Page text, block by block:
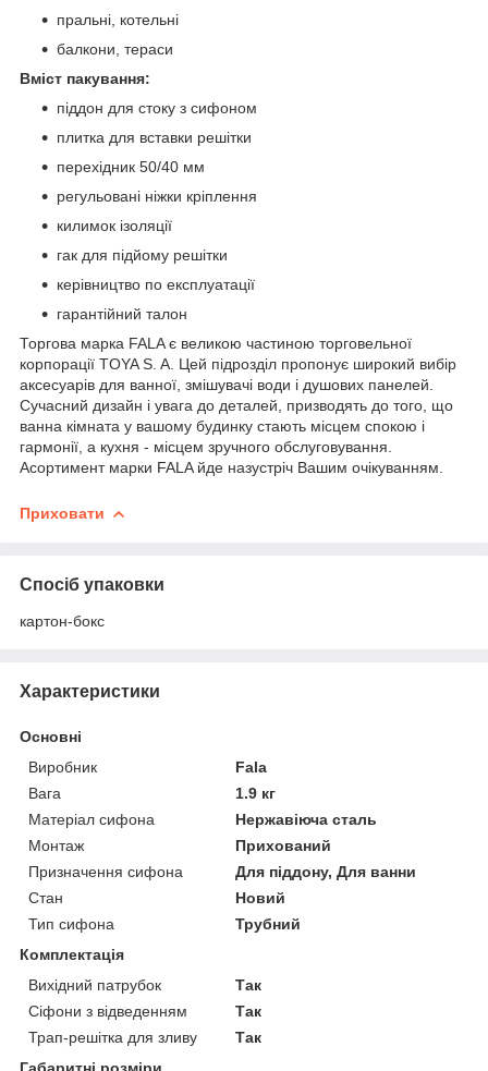
пральні, котельні
балкони, тераси
Вміст пакування:
піддон для стоку з сифоном
плитка для вставки решітки
перехідник 50/40 мм
регульовані ніжки кріплення
килимок ізоляції
гак для підйому решітки
керівництво по експлуатації
гарантійний талон
Торгова марка FALA є великою частиною торговельної
корпорації TOYA S. A. Цей підрозділ пропонує широкий вибір
аксесуарів для ванної, змішувачі води і душових панелей.
Сучасний дизайн і увага до деталей, призводять до того, що
ванна кімната у вашому будинку стають місцем спокою і
гармонії, а кухня - місцем зручного обслуговування.
Асортимент марки FALA йде назустріч Вашим очікуванням.
Приховати
Спосіб упаковки
картон-бокс
Характеристики
Основні
Виробник
Fala
Вага
1.9 кг
Матеріал сифона
Нержавіюча сталь
Монтаж
Прихований
Призначення сифона
Для піддону, Для ванни
Стан
Новий
Тип сифона
Трубний
Комплектація
Вихідний патрубок
Так
Сіфони з відведенням
Так
Трап-решітка для зливу
Так
Габаритні розміри